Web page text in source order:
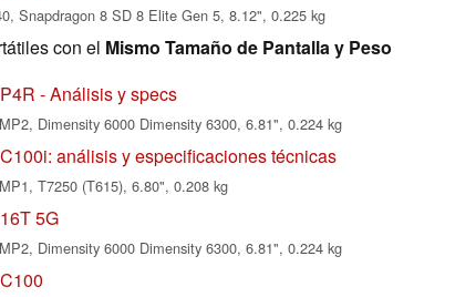
Snapdragon 8 SD 8 Elite Gen 5, 8.12", 0.225 kg
con el Mismo Tamaño de Pantalla y Peso
- Análisis y specs
Dimensity 6000 Dimensity 6300, 6.81", 0.224 kg
análisis y especificaciones técnicas
T7250 (T615), 6.80", 0.208 kg
5G
Dimensity 6000 Dimensity 6300, 6.81", 0.224 kg